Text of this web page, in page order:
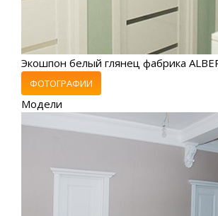
Экошпон белый глянец фабрика
ФОТОГРАФИИ
Модели